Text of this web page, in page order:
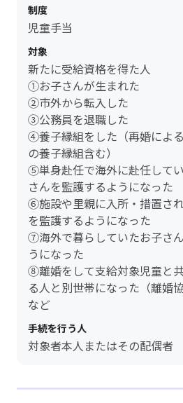
制度
児童手当
対象
新たに受給資格を得た人
①お子さんが生まれた
②市外から転入した
③公務員を退職した
④養子縁組をした（再婚によ
の養子縁組含む）
⑤単身赴任で海外に赴任して
さんを監護するようになった
⑥施設や里親に入所・措置さ
を監護するようになった
⑦海外で暮らしていたお子さ
うになった
⑧離婚をして支給対象児童と
る人と別世帯になった（離婚
など
手続を行う人
対象者本人またはその配偶者